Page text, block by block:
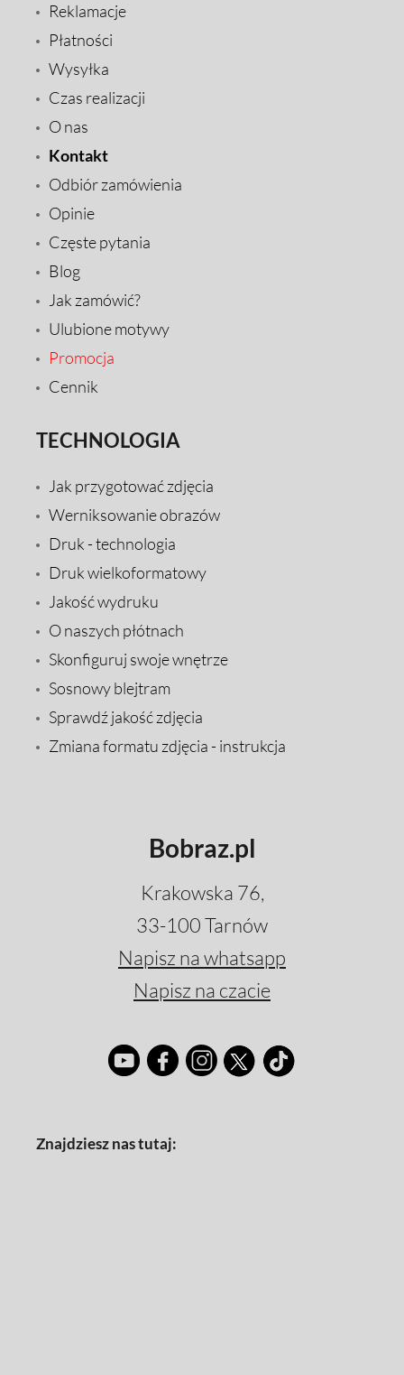
Reklamacje
Płatności
Wysyłka
Czas realizacji
O nas
Kontakt
Odbiór zamówienia
Opinie
Częste pytania
Blog
Jak zamówić?
Ulubione motywy
Promocja
Cennik
TECHNOLOGIA
Jak przygotować zdjęcia
Werniksowanie obrazów
Druk - technologia
Druk wielkoformatowy
Jakość wydruku
O naszych płótnach
Skonfiguruj swoje wnętrze
Sosnowy blejtram
Sprawdź jakość zdjęcia
Zmiana formatu zdjęcia - instrukcja
Bobraz.pl
Krakowska 76,
33-100 Tarnów
Napisz na whatsapp
Napisz na czacie
Znajdziesz nas tutaj: